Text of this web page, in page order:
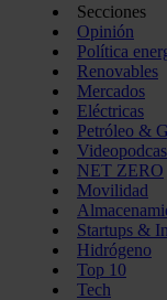
Secciones
Opinión
Política
Renovables
Mercados
Eléctricas
Petróleo &
NET ZERO
Movilidad
Startups &
Hidrógeno
Top 10
Tech